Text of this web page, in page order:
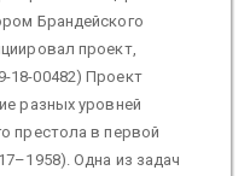
Брандейского
проект,
00482) Проект
разных уровней
престола в первой
Одна из задач